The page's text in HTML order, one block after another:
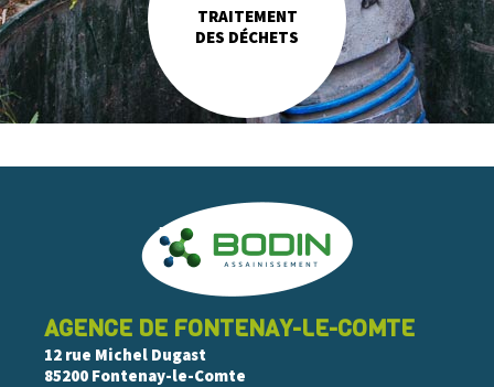
TRAITEMENT
DES DÉCHETS
AGENCE DE FONTENAY-LE-COMTE
12 rue Michel Dugast
85200 Fontenay-le-Comte